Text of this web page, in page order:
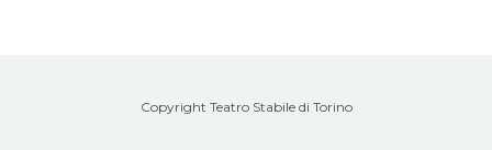
Copyright Teatro Stabile di Torino